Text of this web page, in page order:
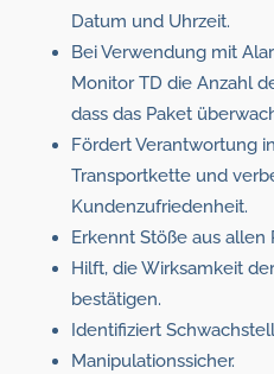
Datum und Uhrzeit.
Bei Verwendung mit
Monitor TD die Anzahl
dass das Paket
Fördert Verantwortung
Transportkette und
Kundenzufriedenheit.
Erkennt Stöße aus allen
Hilft, die Wirksamkeit
bestätigen.
Identifiziert
Manipulationssicher.